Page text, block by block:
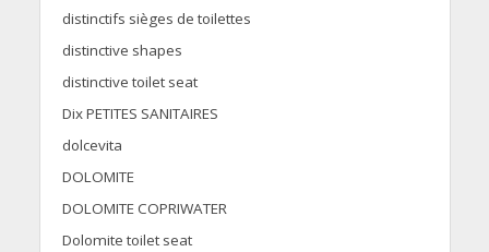
distinctifs sièges de toilettes
distinctive shapes
distinctive toilet seat
Dix PETITES SANITAIRES
dolcevita
DOLOMITE
DOLOMITE COPRIWATER
Dolomite toilet seat